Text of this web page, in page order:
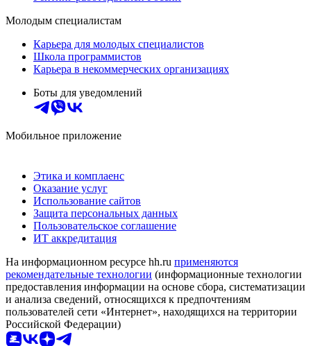
Молодым специалистам
Карьера для молодых специалистов
Школа программистов
Карьера в некоммерческих организациях
Боты для уведомлений
Мобильное приложение
Этика и комплаенс
Оказание услуг
Использование сайтов
Защита персональных данных
Пользовательское соглашение
ИТ аккредитация
На информационном ресурсе hh.ru применяются
рекомендательные технологии (информационные технологии
предоставления информации на основе сбора, систематизации
и анализа сведений, относящихся к предпочтениям
пользователей сети «Интернет», находящихся на территории
Российской Федерации)